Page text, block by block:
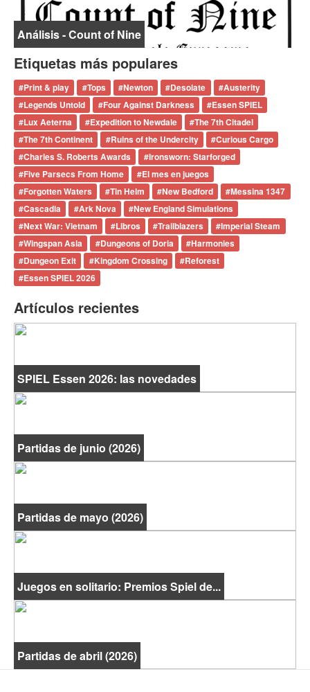
Análisis - Count of Nine
Etiquetas más populares
#Print & play #Tops #Newton #Desolate #Austerity
#Legends Untold #Four Against Darkness #Essen SPIEL
#Lux Aeterna #Expedition to Newdale #The 7th Citadel
#The 7th Continent #Ruins of the Undercity #Curious Cargo
#Charles S. Roberts Awards #Ironsworn: Starforged
#Five Parsecs From Home #El mes en juegos
#Forgotten Waters #Tin Helm #New Bedford #Messina 1347
#Cascadia #Ark Nova #New England Simulations
#Next War: Vietnam #Libros #Trailblazers #Imperial Steam
#Wingspan Asia #Dungeons of Doria #Harmonies
#Dungeon Exit #Kingdom Crossing #Reforest
#Essen SPIEL 2026
Artículos recientes
SPIEL Essen 2026: las novedades
Partidas de junio (2026)
Partidas de mayo (2026)
Juegos en solitario: Premios Spiel de...
Partidas de abril (2026)